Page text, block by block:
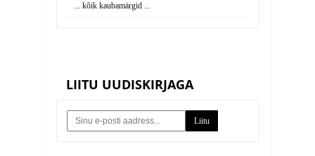
... kõik kaubamärgid ...
LIITU UUDISKIRJAGA
Liitu